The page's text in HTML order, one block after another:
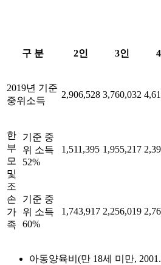
구 분 2인 3인
2019년 기준
중위소득
2,906,528 3,760,032
한
부
모
및
조
손
가
족
기준 중
위 소득
52%
1,511,395 1,955,217
기준 중
위 소득
60%
1,743,917 2,256,019
아동양육비(만 18세 미만,